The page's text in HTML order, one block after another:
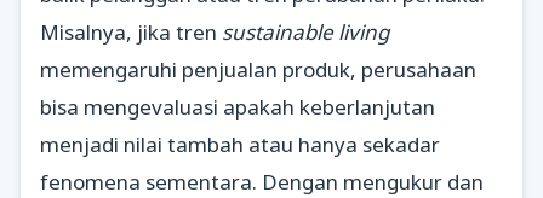
Misalnya, jika tren sustainable living
memengaruhi penjualan produk, perusahaan
bisa mengevaluasi apakah keberlanjutan
menjadi nilai tambah atau hanya sekadar
fenomena sementara. Dengan mengukur dan